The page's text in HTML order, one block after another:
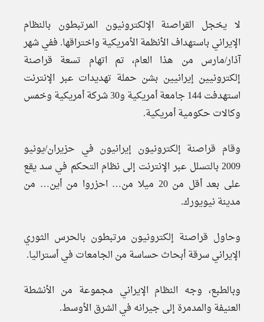
لا يخجل القراصنة الإلكترونيون المرتبطون بالنظام
الإيراني باستهداف الأنظمة الأمريكية واختراقها. ففي شهر
آذار/مارس من هذا العام، تم اتهام تسعة قراصنة
إلكترونيين إيرانيين بشن حملة تهديدات عبر الإنترنت
استهدفت 144 جامعة أمريكية و30 شركة أمريكية وخمس
وكالات حكومية أمريكية.
وقام قراصنة إلكترونيون إيرانيون في حزيران/يونيو
2009 بالتسلل عبر الإنترنت إلى نظام التحكم في سد يقع
على بعد أقل من 20 ميلا من… احزروا من أين… من
مدينة نيويورك.
وحاول قراصنة إلكترونيون مرتبطون بالحرس الثوري
الإيراني سرقة أبحاث حساسة من الجامعات في أستراليا.
وبالطبع، وجه النظام الإيراني مجموعة من الأنشطة
العنيفة والمدمرة إلى جيرانه في الشرق الأوسط.